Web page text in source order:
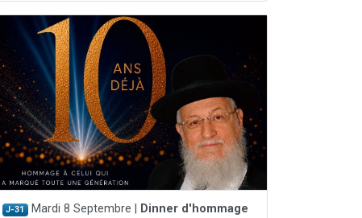
J-31 Mardi 8 Septembre |
Dinner d'hommage